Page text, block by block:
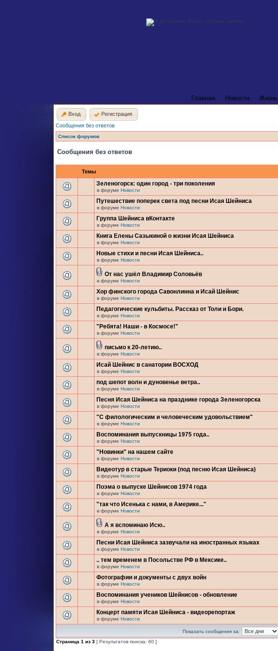
Главная Новости Жизнь
Вход Регистрация
Сообщения без ответов
Список форумов
Сообщения без ответов
Темы
Зеленогорск: один город - три поколения
в форуме Новости
Путешествие поперек света под песни Исая Шейниса
в форуме Новости
Группа Шейниса вКонтакте
в форуме Новости
Книга Елены Сазыкиной о жизни Исая Шейниса
в форуме Новости
Новые стихи и песни Исая Шейниса..
в форуме Новости
От нас ушёл Владимир Соловьёв
в форуме Новости
Хор финского города Савонлинна и Исай Шейнис
в форуме Новости
Педагогические кульбиты. Рассказ от Толи и Бори.
в форуме Новости
"Ребята! Наши - в Космосе!"
в форуме Новости
письмо к 20-летию..
в форуме Новости
Исай Шейнис в санатории ВОСХОД
в форуме Новости
под шепот волн и дуновенье ветра..
в форуме Новости
Песня Исая Шейниса на празднике города Зеленогорска
в форуме Новости
"С филологическим и человеческим удовольствием"
в форуме Новости
Воспоминания выпускницы 1975 года..
в форуме Новости
"Новинки" на нашем сайте
в форуме Новости
Видеотур в старые Териоки (под песню Исая Шейниса)
в форуме Новости
Поэма о выпуске Шейнисов 1974 года
в форуме Новости
"так что Исенька с нами, в Америке..."
в форуме Новости
А я вспоминаю Исю..
в форуме Новости
Песни Исая Шейниса зазвучали на иностранных языках
в форуме Новости
.. тем временем в Посольстве РФ в Мексике..
в форуме Новости
Фотографии и документы с двух войн
в форуме Новости
Воспоминания учеников Шейнисов - обновление
в форуме Новости
Концерт памяти Исая Шейниса - видеорепортаж
в форуме Новости
Показать сообщения за:
Страница 1 из 3 [ Результатов поиска: 60 ]